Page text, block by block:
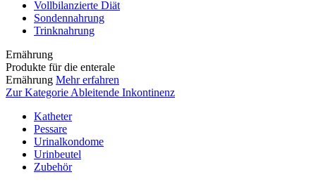
Vollbilanzierte Diät
Sondennahrung
Trinknahrung
Ernährung
Produkte für die enterale
Ernährung Mehr erfahren
Zur Kategorie Ableitende Inkontinenz
Katheter
Pessare
Urinalkondome
Urinbeutel
Zubehör